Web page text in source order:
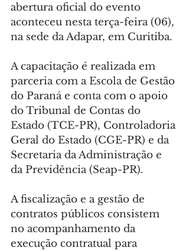
abertura oficial do evento
aconteceu nesta terça-feira (06),
na sede da Adapar, em Curitiba.
A capacitação é realizada em
parceria com a Escola de Gestão
do Paraná e conta com o apoio
do Tribunal de Contas do
Estado (TCE-PR), Controladoria
Geral do Estado (CGE-PR) e da
Secretaria da Administração e
da Previdência (Seap-PR).
A fiscalização e a gestão de
contratos públicos consistem
no acompanhamento da
execução contratual para